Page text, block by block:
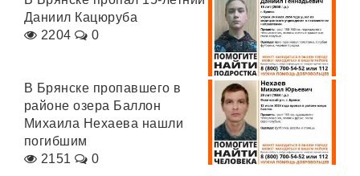
Даниил Кацюруба
2204
0
В Брянске пропавшего в
районе озера Баллон
Михаила Нехаева нашли
погибшим
2151
0